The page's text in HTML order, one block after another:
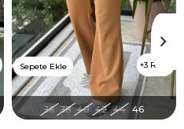
3 Renk
Sepete Ekle
36 38 40 42 44 46